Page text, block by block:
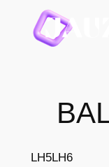
contenido
LH5LH6